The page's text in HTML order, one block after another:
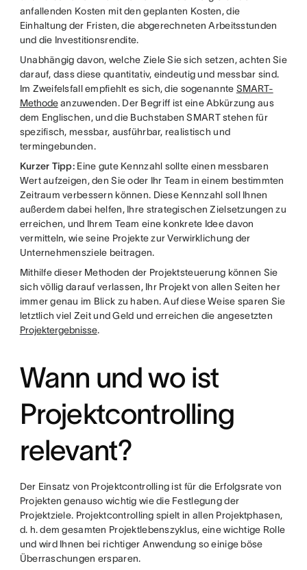
anfallenden Kosten mit den geplanten Kosten, die
Einhaltung der Fristen, die abgerechneten Arbeitsstunden
und die Investitionsrendite.
Unabhängig davon, welche Ziele Sie sich setzen, achten Sie
darauf, dass diese quantitativ, eindeutig und messbar sind.
Im Zweifelsfall empfiehlt es sich, die sogenannte SMART-
Methodeanzuwenden. Der Begriff ist eine Abkürzung aus
dem Englischen, und die Buchstaben SMART stehen für
spezifisch, messbar, ausführbar, realistisch und
termingebunden.
Kurzer Tipp: Eine gute Kennzahl sollte einen messbaren
Wert aufzeigen, den Sie oder Ihr Team in einem bestimmten
Zeitraum verbessern können. Diese Kennzahl soll Ihnen
außerdem dabei helfen, Ihre strategischen Zielsetzungen zu
erreichen, und Ihrem Team eine konkrete Idee davon
vermitteln, wie seine Projekte zur Verwirklichung der
Unternehmensziele beitragen.
Mithilfe dieser Methoden der Projektsteuerung können Sie
sich völlig darauf verlassen, Ihr Projekt von allen Seiten her
immer genau im Blick zu haben. Auf diese Weise sparen Sie
letztlich viel Zeit und Geld und erreichen die angesetzten
Projektergebnisse.
Wann und wo ist
Projektcontrolling
relevant?
Der Einsatz von Projektcontrolling ist für die Erfolgsrate von
Projekten genauso wichtig wie die Festlegung der
Projektziele. Projektcontrolling spielt in allen Projektphasen,
d. h. dem gesamten Projektlebenszyklus, eine wichtige Rolle
und wird Ihnen bei richtiger Anwendung so einige böse
Überraschungen ersparen.